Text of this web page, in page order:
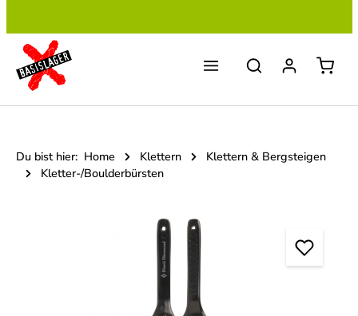
Du bist hier: Home Klettern
Klettern & Bergsteigen
Kletter-/Boulderbürsten